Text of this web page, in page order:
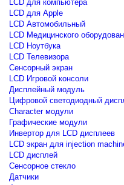
LCD для компьютера
LCD для Apple
LCD Автомобильный
LCD Медицинского
LCD Ноутбука
LCD Телевизора
Сенсорный экран
LCD Игровой консоли
Дисплейный модуль
Цифровой светодиодный
Сharacter модули
Графические модули
Инвертор для LCD дисплеев
LCD экран для injection
LCD дисплей
Сенсорное стекло
Датчики